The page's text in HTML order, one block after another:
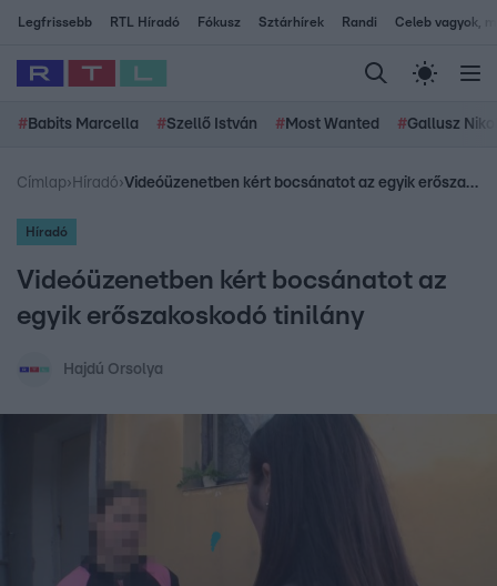
Legfrissebb RTL Híradó Fókusz Sztárhírek Randi Celeb vagyok,
# Babits Marcella #Szellő István # Most Wanted #Gallusz
Címlap› Híradó› ​Videóüzenetben kért bocsánatot az egyik erőszakoskodó tinilány
Híradó
​Videóüzenetben kért bocsánatot az
egyik erőszakoskodó tinilány
Hajdú Orsolya